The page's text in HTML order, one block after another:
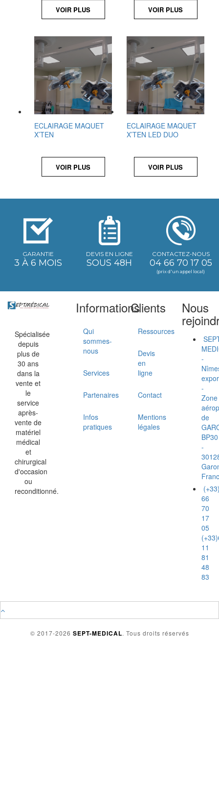
VOIR PLUS VOIR PLUS
ECLAIRAGE MAQUET
X’TEN
VOIR PLUS
ECLAIRAGE MAQUET
X’TEN LED DUO
VOIR PLUS
GARANTIE
3 À 6 MOIS
DEVIS EN LIGNE
SOUS 48H
CONTACTEZ-NOUS
04 66 70 17 05
(prix d'un appel local)
Spécialisée
depuis
plus de
30 ans
dans la
vente et
le
service
après-
vente de
matériel
médical
et
chirurgical
d'occasion
ou
reconditionné.
Informations
Qui
sommes-
nous
Services
Partenaires
Infos
pratiques
Clients
Ressources
Devis
en
ligne
Contact
Mentions
légales
Nous
-
-
Zone
de
BP30
-
66
70
17
05
11
81
48
83
© 2017-2026 SEPT-MEDICAL. Tous droits réservés